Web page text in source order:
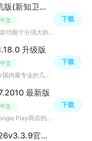
新知卫星地图官方版手机版(新知卫星地图高清版)v4.8.2最新版
中文
新知卫星地图官方版手机版是一款功能十分强大的手机新知卫星地图高清版app，超高清画质，提供海拔查询、罗盘
下载
升级版
中文
百度地图2026手机客户端是当今国内最专业的几个手机地图导航软件之一了,有了它外出出行会变得非常的方便,意
下载
最新版
中文
《高德地图谷歌版》是上线于Google Play商店的手机智能导航软件，提供智能路线规划、实时路况提醒、多平台网
下载
北斗导航地图手机版2026v3.3.9官方正版